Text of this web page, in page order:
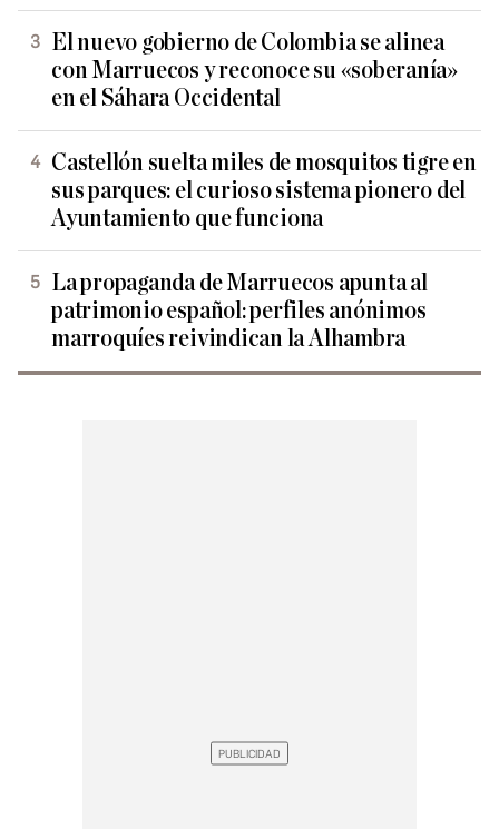
El nuevo gobierno de Colombia se alinea
con Marruecos y reconoce su «soberanía»
en el Sáhara Occidental
Castellón suelta miles de mosquitos tigre en
sus parques: el curioso sistema pionero del
Ayuntamiento que funciona
La propaganda de Marruecos apunta al
patrimonio español: perfiles anónimos
marroquíes reivindican la Alhambra